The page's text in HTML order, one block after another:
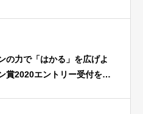
の力で「はかる」を広げよ
賞2020エントリー受付を開